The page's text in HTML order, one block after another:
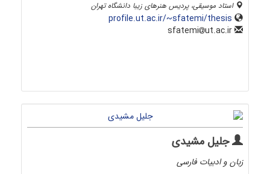
استاد موسیقی، پردیس هنرهای زیبا دانشگاه تهران
profile.ut.ac.ir/~sfatemi/thesis
ut.ac.ir
جلیل مشیدی
زبان و ادبیات فارسی